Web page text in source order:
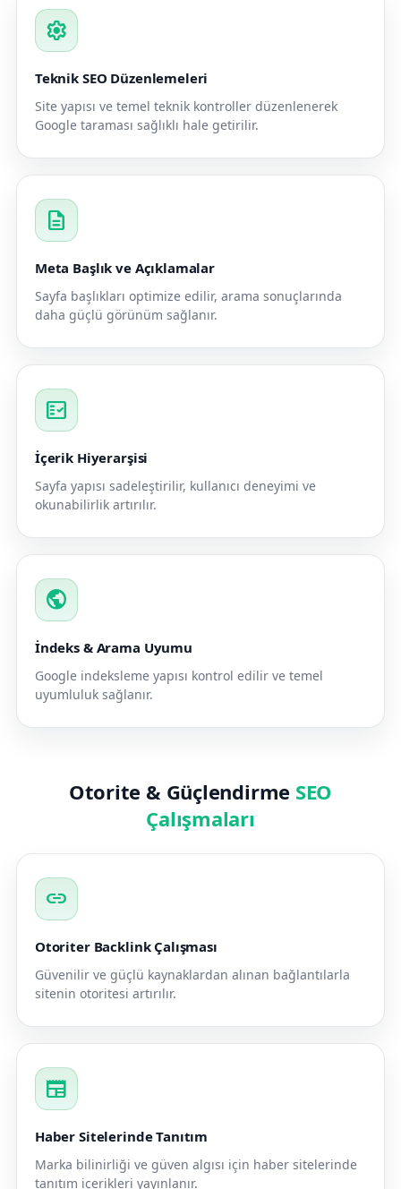
settings
Teknik SEO Düzenlemeleri
Site yapısı ve temel teknik kontroller düzenlenerek
Google taraması sağlıklı hale getirilir.
description
Meta Başlık ve Açıklamalar
Sayfa başlıkları optimize edilir, arama sonuçlarında
daha güçlü görünüm sağlanır.
fact_check
İçerik Hiyerarşisi
Sayfa yapısı sadeleştirilir, kullanıcı deneyimi ve
okunabilirlik artırılır.
public
İndeks & Arama Uyumu
Google indeksleme yapısı kontrol edilir ve temel
uyumluluk sağlanır.
Otorite & Güçlendirme SEO
Çalışmaları
link
Otoriter Backlink Çalışması
Güvenilir ve güçlü kaynaklardan alınan bağlantılarla
sitenin otoritesi artırılır.
newspaper
Haber Sitelerinde Tanıtım
Marka bilinirliği ve güven algısı için haber sitelerinde
tanıtım içerikleri yayınlanır.